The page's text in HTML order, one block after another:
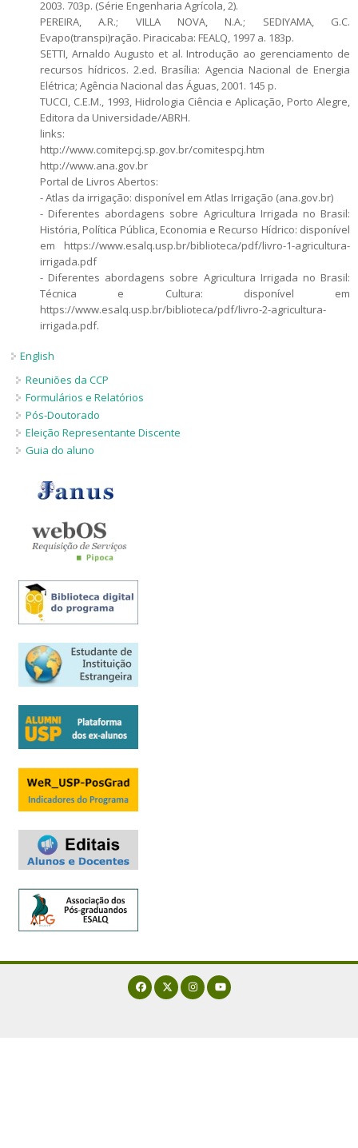
2003. 703p. (Série Engenharia Agrícola, 2).
PEREIRA, A.R.; VILLA NOVA, N.A.; SEDIYAMA, G.C.
Evapo(transpi)ração. Piracicaba: FEALQ, 1997 a. 183p.
SETTI, Arnaldo Augusto et al. Introdução ao gerenciamento de
recursos hídricos. 2.ed. Brasília: Agencia Nacional de Energia
Elétrica; Agência Nacional das Águas, 2001. 145 p.
TUCCI, C.E.M., 1993, Hidrologia Ciência e Aplicação, Porto Alegre,
Editora da Universidade/ABRH.
links:
http://www.comitepcj.sp.gov.br/comitespcj.htm
http://www.ana.gov.br
Portal de Livros Abertos:
- Atlas da irrigação: disponível em Atlas Irrigação (ana.gov.br)
- Diferentes abordagens sobre Agricultura Irrigada no Brasil:
História, Política Pública, Economia e Recurso Hídrico: disponível
em https://www.esalq.usp.br/biblioteca/pdf/livro-1-agricultura-
irrigada.pdf
- Diferentes abordagens sobre Agricultura Irrigada no Brasil:
Técnica e Cultura: disponível em
https://www.esalq.usp.br/biblioteca/pdf/livro-2-agricultura-
irrigada.pdf.
English
Reuniões da CCP
Formulários e Relatórios
Pós-Doutorado
Eleição Representante Discente
Guia do aluno